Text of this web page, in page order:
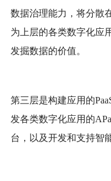
数据治理能力，将分散
为上层的各类数字化应
发掘数据的价值。
第三层是构建应用的
发各类数字化应用的
台，以及开发和支持智